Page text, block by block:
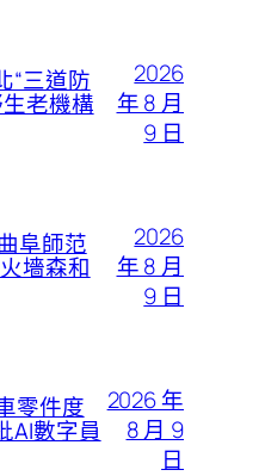
“三道防
老機構
2026
年 8 月
9 日
阜師范
墻森和
2026
年 8 月
9 日
零件度
AI數字員
2026 年
8 月 9
日